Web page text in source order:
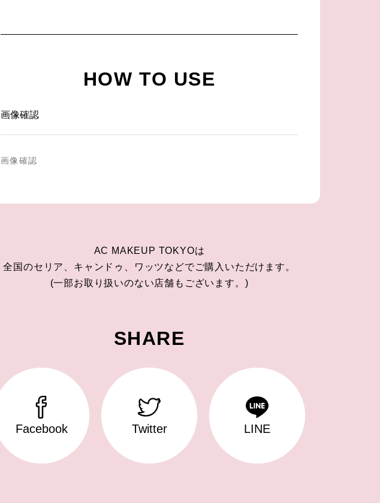
HOW TO USE
画像確認
画像確認
AC MAKEUP TOKYOは
全国のセリア、キャンドゥ、ワッツなどでご購入いただけます。
(一部お取り扱いのない店舗もございます。)
SHARE
Facebook Twitter LINE